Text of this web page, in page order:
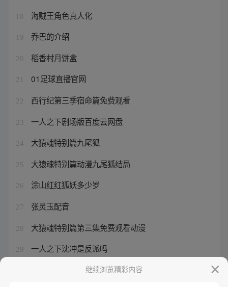
18 海贼王角色真人化
19 乔巴的介绍
20 稻香村月饼盒
21 01足球直播官网
22 西行纪第三季宿命篇免费观看
23 一人之下剧场版百度云网盘
24 大猿魂特别篇九尾狐
25 大猿魂特别篇动漫九尾狐结局
26 涂山红红狐妖多少岁
27 张灵玉配音
28 大猿魂特别篇第三集免费观看动漫
29 一人之下沈冲是反派吗
涂山红红和东方月初的情头
继续浏览精彩内容